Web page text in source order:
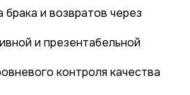
и возвратов через
и презентабельной
контроля качества